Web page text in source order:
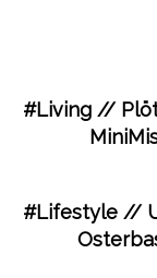
#Living //
#Lifestyle //